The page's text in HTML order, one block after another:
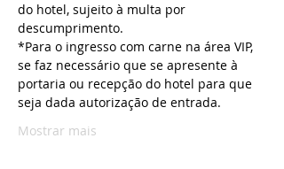
do hotel, sujeito à multa por
descumprimento.
*Para o ingresso com carne na área VIP,
se faz necessário que se apresente à
portaria ou recepção do hotel para que
seja dada autorização de entrada.
Mostrar mais